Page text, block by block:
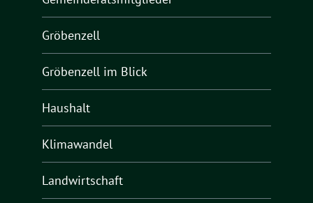
Gröbenzell
Gröbenzell im Blick
Haushalt
Klimawandel
Landwirtschaft